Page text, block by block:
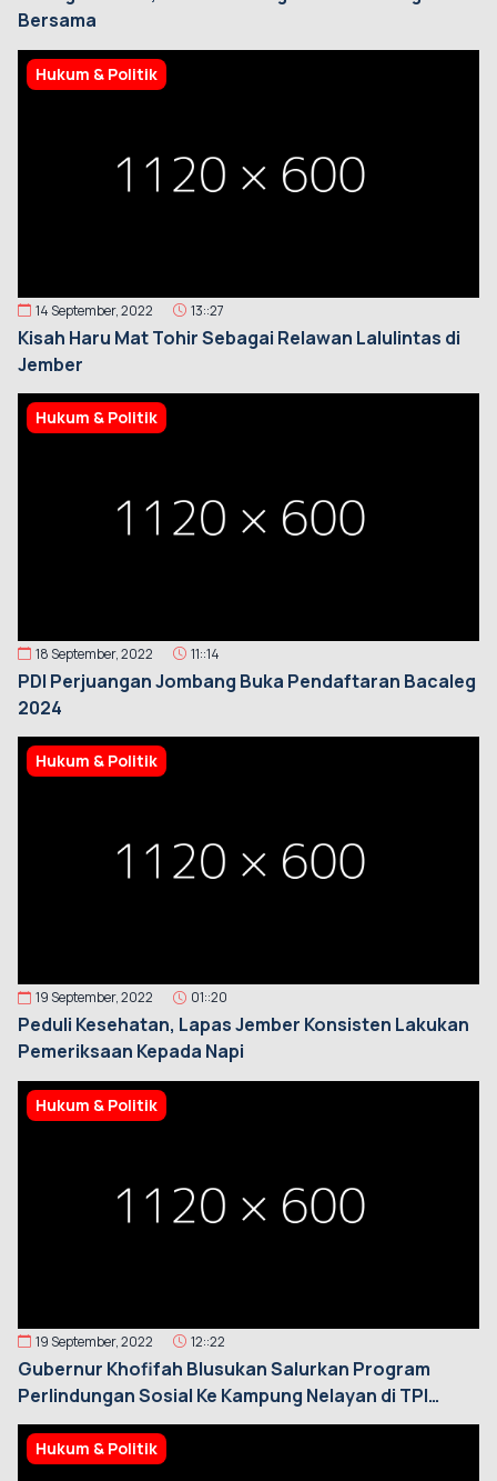
Bersama
Hukum & Politik
14 September, 2022 13::27
Kisah Haru Mat Tohir Sebagai Relawan Lalulintas di
Jember
Hukum & Politik
18 September, 2022 11::14
PDI Perjuangan Jombang Buka Pendaftaran Bacaleg
2024
Hukum & Politik
19 September, 2022 01::20
Peduli Kesehatan, Lapas Jember Konsisten Lakukan
Pemeriksaan Kepada Napi
Hukum & Politik
19 September, 2022 12::22
Gubernur Khofifah Blusukan Salurkan Program
Perlindungan Sosial Ke Kampung Nelayan di TPI
Puger Jember
Hukum & Politik